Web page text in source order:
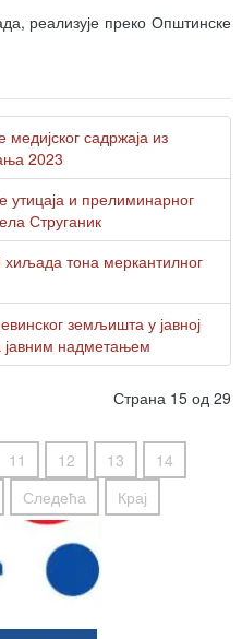
реализује преко Општинске
садржаја из
2023
утицаја и прелиминарног
Струганик
тона меркантилног
земљишта у јавној
надметањем
Страна 15 од 29
11 12 13
14
Следећа Крај